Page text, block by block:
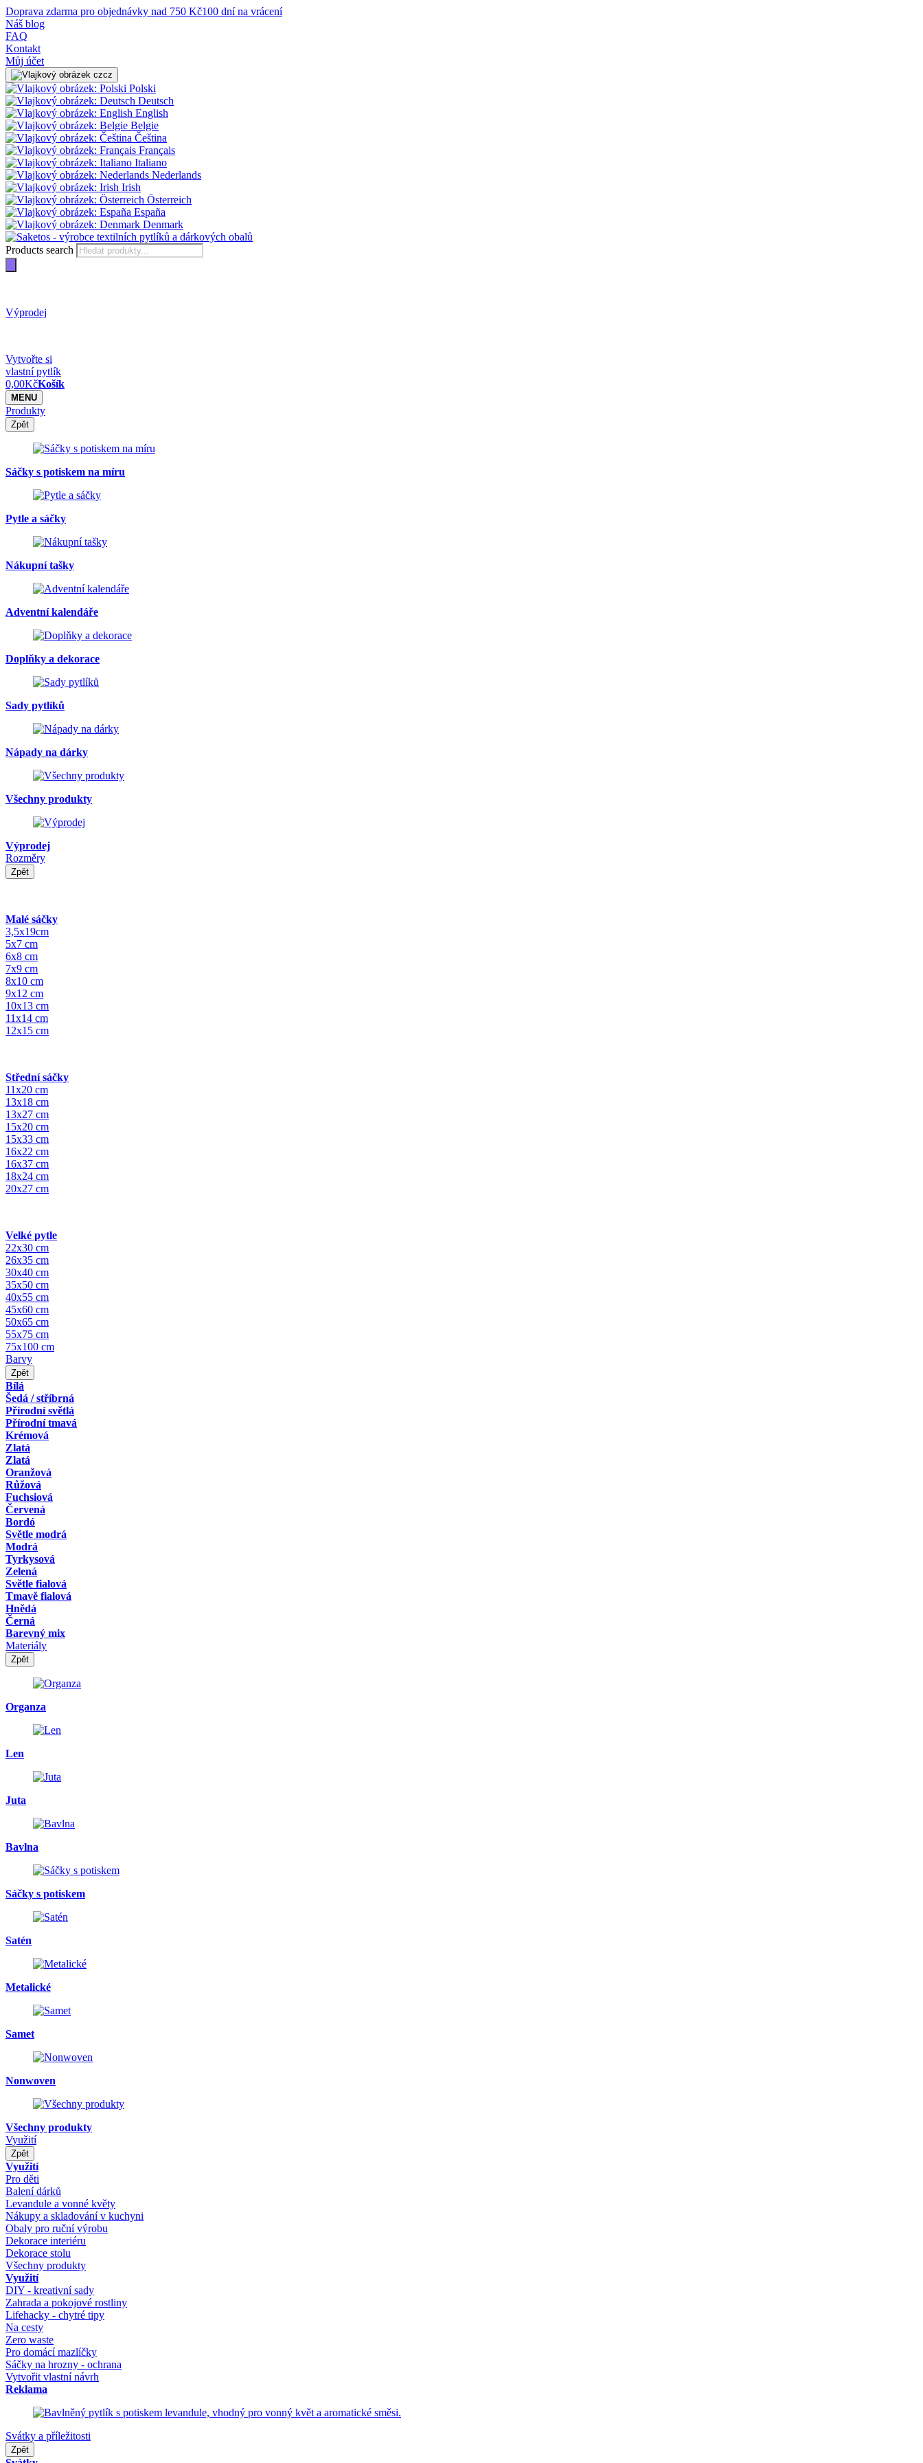
Doprava zdarma pro objednávky nad 750 Kč100 dní na vrácení
Náš blog
FAQ
Kontakt
Můj účet
cz
Polski
Deutsch
English
Belgie
Čeština
Français
Italiano
Nederlands
Irish
Österreich
España
Denmark
Products search
Výprodej
Vytvořte si
vlastní pytlík
0,00KčKošík
MENU
Produkty
Zpět
Sáčky s potiskem na míru
Pytle a sáčky
Nákupní tašky
Adventní kalendáře
Doplňky a dekorace
Sady pytlíků
Nápady na dárky
Všechny produkty
Výprodej
Rozměry
Zpět
Malé sáčky
3,5x19cm
5x7 cm
6x8 cm
7x9 cm
8x10 cm
9x12 cm
10x13 cm
11x14 cm
12x15 cm
Střední sáčky
11x20 cm
13x18 cm
13x27 cm
15x20 cm
15x33 cm
16x22 cm
16x37 cm
18x24 cm
20x27 cm
Velké pytle
22x30 cm
26x35 cm
30x40 cm
35x50 cm
40x55 cm
45x60 cm
50x65 cm
55x75 cm
75x100 cm
Barvy
Zpět
Bílá
Šedá / stříbrná
Přírodní světlá
Přírodní tmavá
Krémová
Zlatá
Zlatá
Oranžová
Růžová
Fuchsiová
Červená
Bordó
Světle modrá
Modrá
Tyrkysová
Zelená
Světle fialová
Tmavě fialová
Hnědá
Černá
Barevný mix
Materiály
Zpět
Organza
Len
Juta
Bavlna
Sáčky s potiskem
Satén
Metalické
Samet
Nonwoven
Všechny produkty
Využití
Zpět
Využití
Pro děti
Balení dárků
Levandule a vonné květy
Nákupy a skladování v kuchyni
Obaly pro ruční výrobu
Dekorace interiéru
Dekorace stolu
Všechny produkty
Využití
DIY - kreativní sady
Zahrada a pokojové rostliny
Lifehacky - chytré tipy
Na cesty
Zero waste
Pro domácí mazlíčky
Sáčky na hrozny - ochrana
Vytvořit vlastní návrh
Reklama
Svátky a příležitosti
Zpět